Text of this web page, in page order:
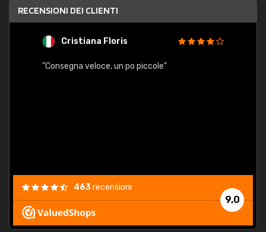
RECENSIONI DEI CLIENTI
Cristiana Floris
"Consegna veloce, un po piccole"
9,0
463recensioni